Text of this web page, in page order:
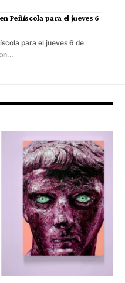
Peñíscola para el jueves 6
para el jueves 6 de